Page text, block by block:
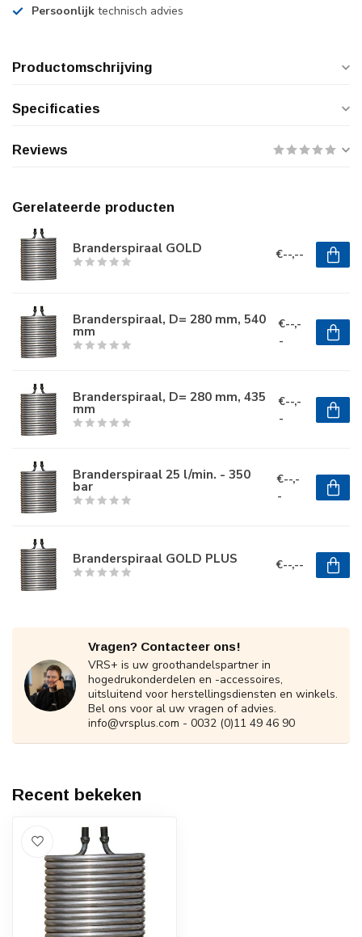
Persoonlijk technisch advies
Productomschrijving
Specificaties
Reviews
Gerelateerde producten
Branderspiraal GOLD €--,--
Branderspiraal, D= 280 mm, 540
mm
€--,-
-
Branderspiraal, D= 280 mm, 435
mm
€--,-
-
Branderspiraal 25 l/min. - 350
bar
€--,-
-
Branderspiraal GOLD PLUS €--,--
Vragen? Contacteer ons!
VRS+ is uw groothandelspartner in
hogedrukonderdelen en -accessoires,
uitsluitend voor herstellingsdiensten en winkels.
Bel ons voor al uw vragen of advies.
info@vrsplus.com - 0032 (0)11 49 46 90
Recent bekeken